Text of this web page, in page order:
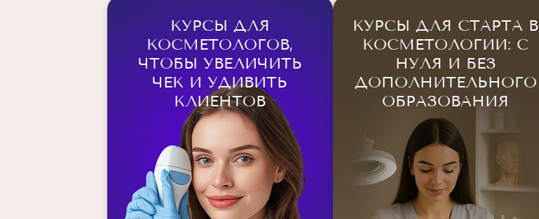
Эстетическая косметология
Депиляция
массажист
Шугаринг
Повышение квалификации по
депиляции
Диетология
Нутрициология
Повышение квалификации
КУРСЫ ДЛЯ
КОСМЕТОЛОГОВ,
ЧТОБЫ УВЕЛИЧИТЬ
ЧЕК И УДИВИТЬ
КЛИЕНТОВ
КУРСЫ ДЛЯ СТАРТА В
КОСМЕТОЛОГИИ: С
НУЛЯ И БЕЗ
ДОПОЛНИТЕЛЬНОГО
ОБРАЗОВАНИЯ